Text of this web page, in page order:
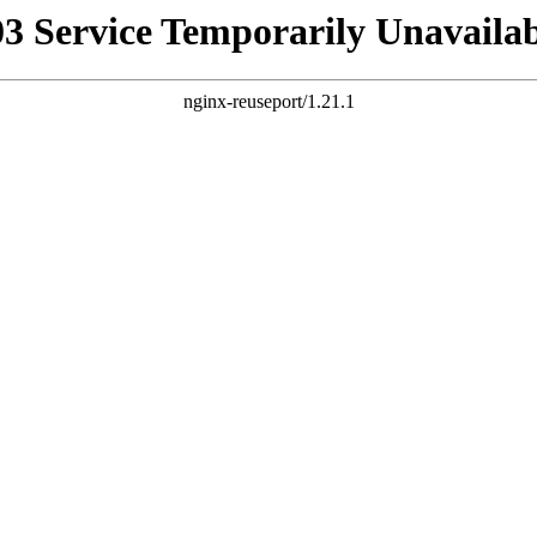
Service Temporarily
nginx-reuseport/1.21.1